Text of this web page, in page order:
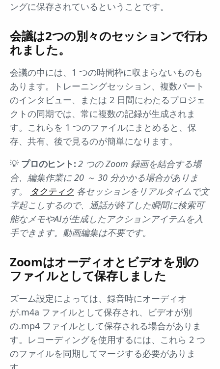
ングに保存されているということです。
会議は2つの別々のセッションで行わ
れました。
会議の中には、1 つの時間枠に収まらないものも
あります。トレーニングセッション、複数パート
のインタビュー、または 2 日間にわたるプロジェ
クトの同期では、常に複数の記録が生成されま
す。これらを 1 つのファイルにまとめると、保
存、共有、後で見るのが簡単になります。
💡 プロのヒント: 2 つの Zoom 録画を結合する場
合、編集作業に 20 ～ 30 分かかる場合がありま
す。
タクティク 各セッションをリアルタイムで文
字起こしするので、通話が終了した瞬間に検索可
能なメモやAIが生成したアクションアイテムを入
手できます。動画編集は不要です。
Zoomはオーディオとビデオを別の
ファイルとして保存しました
ズーム設定によっては、録音時にオーディオ
が.m4a ファイルとして保存され、ビデオが別
の.mp4 ファイルとして保存される場合がありま
す。レコーディングを使用するには、これら 2 つ
のファイルを同期してマージする必要がありま